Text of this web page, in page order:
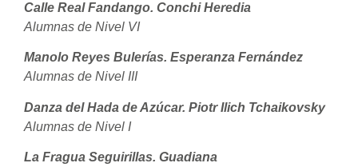
Calle Real Fandango. Conchi Heredia
Alumnas de Nivel VI
Manolo Reyes Bulerías. Esperanza Fernández
Alumnas de Nivel III
Danza del Hada de Azúcar. Piotr Ilich Tchaikovsky
Alumnas de Nivel I
La Fragua Seguirillas. Guadiana